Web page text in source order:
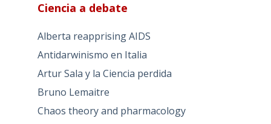
Ciencia a debate
Alberta reapprising AIDS
Antidarwinismo en Italia
Artur Sala y la Ciencia perdida
Bruno Lemaitre
Chaos theory and pharmacology